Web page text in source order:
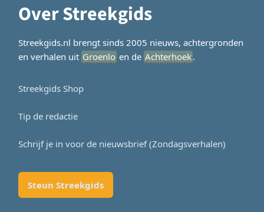
Over Streekgids
Streekgids.nl brengt sinds 2005 nieuws, achtergronden
en verhalen uit Groenlo en de Achterhoek.
Streekgids Shop
Tip de redactie
Schrijf je in voor de nieuwsbrief (Zondagsverhalen)
Steun Streekgids